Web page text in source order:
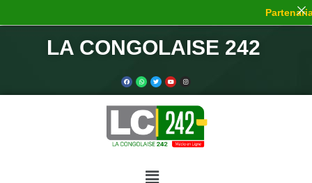
LA CONGOLAISE 242